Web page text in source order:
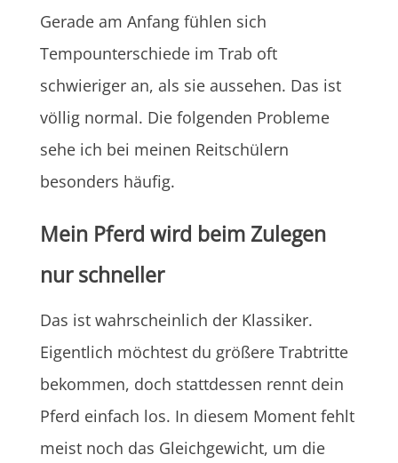
Gerade am Anfang fühlen sich
Tempounterschiede im Trab oft
schwieriger an, als sie aussehen. Das ist
völlig normal. Die folgenden Probleme
sehe ich bei meinen Reitschülern
besonders häufig.
Mein Pferd wird beim Zulegen
nur schneller
Das ist wahrscheinlich der Klassiker.
Eigentlich möchtest du größere Trabtritte
bekommen, doch stattdessen rennt dein
Pferd einfach los. In diesem Moment fehlt
meist noch das Gleichgewicht, um die